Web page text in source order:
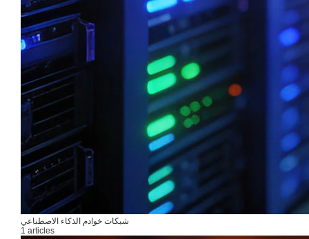
شبكات خوادم الذكاء الاصطناعي
1 articles